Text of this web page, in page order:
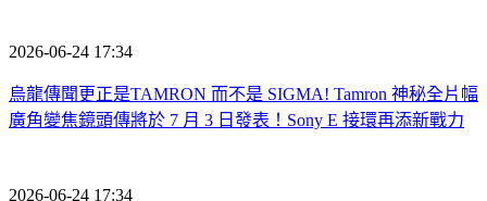
2026-06-24 17:34
烏龍傳聞更正是TAMRON 而不是 SIGMA! Tamron 神秘全片幅
廣角變焦鏡頭傳將於 7 月 3 日發表！Sony E 接環再添新戰力
2026-06-24 17:34